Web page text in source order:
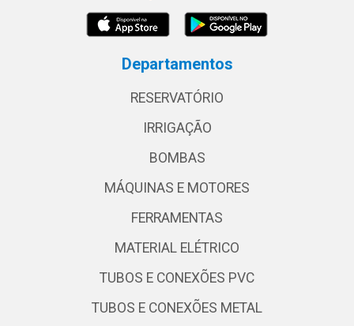
Departamentos
RESERVATÓRIO
IRRIGAÇÃO
BOMBAS
MÁQUINAS E MOTORES
FERRAMENTAS
MATERIAL ELÉTRICO
TUBOS E CONEXÕES PVC
TUBOS E CONEXÕES METAL